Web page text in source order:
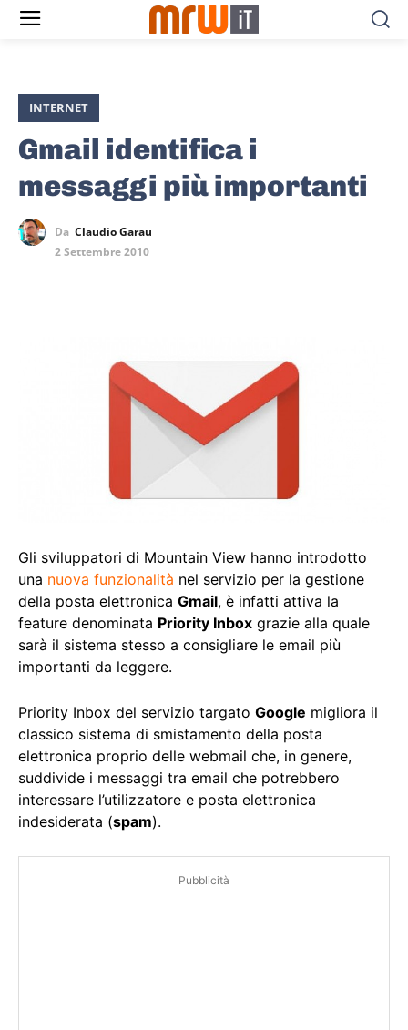
INTERNET
Gmail identifica i
messaggi più importanti
Da Claudio Garau
2 Settembre 2010
Gli sviluppatori di Mountain View hanno introdotto
una nuova funzionalità nel servizio per la gestione
della posta elettronica Gmail, è infatti attiva la
feature denominata Priority Inbox grazie alla quale
sarà il sistema stesso a consigliare le email più
importanti da leggere.
Priority Inbox del servizio targato Google migliora il
classico sistema di smistamento della posta
elettronica proprio delle webmail che, in genere,
suddivide i messaggi tra email che potrebbero
interessare l’utilizzatore e posta elettronica
indesiderata (spam).
Pubblicità